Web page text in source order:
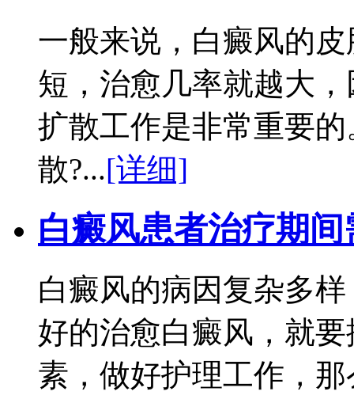
一般来说，白癜风的
短，治愈几率就越大
扩散工作是非常重要
散?...[详细]
白癜风患者治疗期
白癜风的病因复杂多
好的治愈白癜风，就
素，做好护理工作，